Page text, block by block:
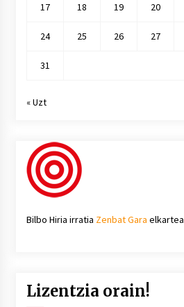
17 18 19 20
24 25 26 27
31
« Uzt
Bilbo Hiria irratia Zenbat Gara
Lizentzia orain!